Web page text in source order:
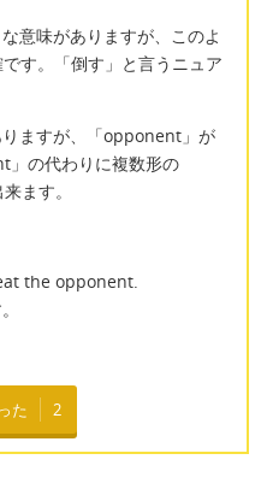
意味がありますが、このよ
す。「倒す」と言うニュア
ますが、「opponent」が
の代わりに複数形の
ます。
the opponent.
た 2